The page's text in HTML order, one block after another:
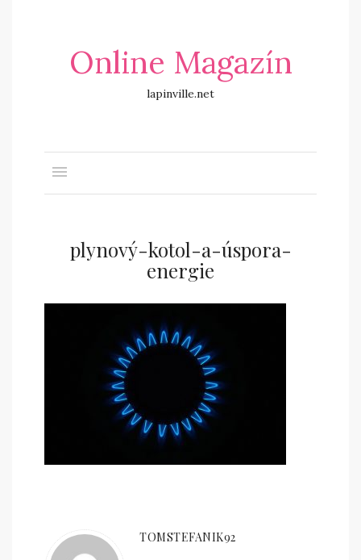
Online Magazín
lapinville.net
plynový-kotol-a-úspora-
energie
TOMSTEFANIK92